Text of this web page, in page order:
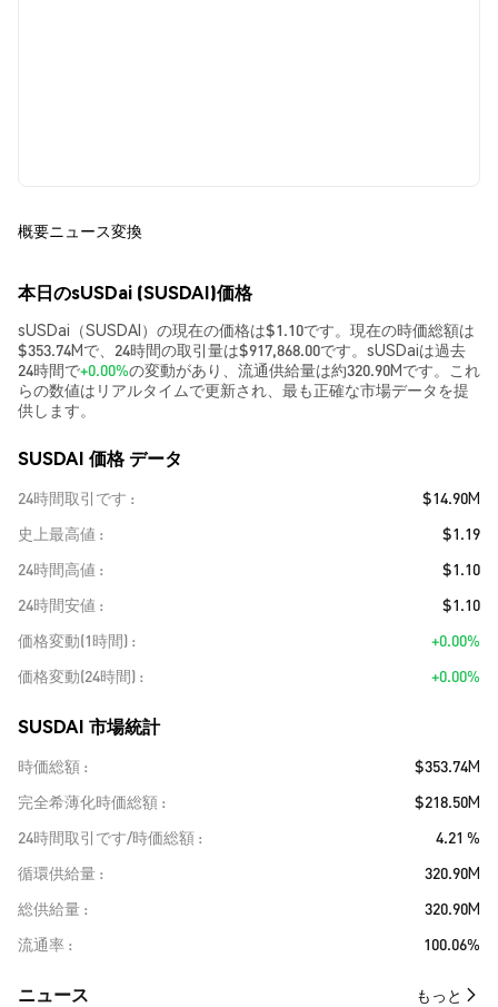
概要ニュース変換
本日のsUSDai (SUSDAI)価格
sUSDai（SUSDAI）の現在の価格は$1.10です。現在の時価総額は
$353.74Mで、24時間の取引量は$917,868.00です。sUSDaiは過去
24時間で+0.00%の変動があり、流通供給量は約320.90Mです。これ
らの数値はリアルタイムで更新され、最も正確な市場データを提
供します。
SUSDAI 価格 データ
24時間取引です
$14.90M
史上最高値
$1.19
24時間高値
$1.10
24時間安値
$1.10
価格変動(1時間)
+0.00%
価格変動(24時間)
+0.00%
SUSDAI 市場統計
時価総額
$353.74M
完全希薄化時価総額
$218.50M
24時間取引です/時価総額
4.21 %
循環供給量
320.90M
総供給量
320.90M
流通率
100.06%
​​ニュース​​ もっと